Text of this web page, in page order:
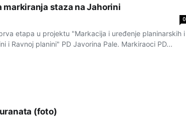
markiranja staza na Jahorini
0
etapa u projektu "Markacija i uređenje planinarskih i
i Ravnoj planini" PD Javorina Pale. Markiraoci PD...
(foto)